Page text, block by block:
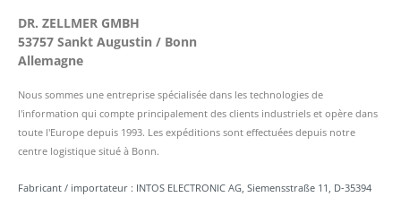
DR. ZELLMER GMBH
53757 Sankt Augustin / Bonn
Allemagne
Nous sommes une entreprise spécialisée dans les technologies de
l'information qui compte principalement des clients industriels et opère dans
toute l'Europe depuis 1993. Les expéditions sont effectuées depuis notre
centre logistique situé à Bonn.
Fabricant / importateur : INTOS ELECTRONIC AG, Siemensstraße 11, D-35394